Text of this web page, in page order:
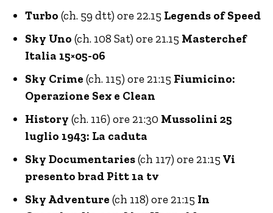
Turbo (ch. 59 dtt) ore 22.15 Legends of Speed
Sky Uno (ch. 108 Sat) ore 21.15 Masterchef
Italia 15×05-06
Sky Crime (ch. 115) ore 21:15 Fiumicino:
Operazione Sex e Clean
History (ch. 116) ore 21:30 Mussolini 25
luglio 1943: La caduta
Sky Documentaries(ch 117) ore 21:15 Vi
presento brad Pitt 1a tv
Sky Adventure (ch 118) ore 21:15 In